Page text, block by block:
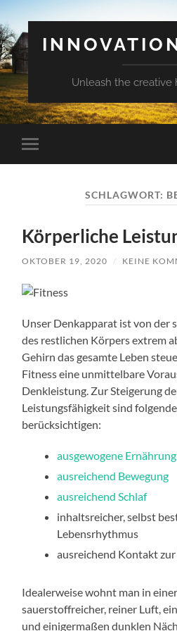
Unleash the creative
Mobile-
Menü
SCHLAGWORT:
Körperliche
OKTOBER 19, 2020 / KEINE
Unser Denkapparat ist von der
des restlichen Körpers extrem
Gehirn das gesamte Leben
Fitness eine unmittelbare
Denkleistung. Zur Steigerung
Leistungsfähigkeit sind
berücksichtigen:
ausgewogene Ernährung
ausreichend Bewegung
ausreichend Schlaf
inhaltsreicher, selbst
Lebensrhythmus
ausreichend Kontakt
Idealerweise wohnt man in
sauerstoffreicher, reiner Luft,
und einigermaßen dunklen